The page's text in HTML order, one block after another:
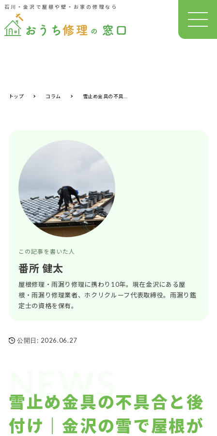
石川・金沢で屋根や壁・お家の修理なら
トップ コラム
この記事を書いた人
番所 健太
屋根修理・雨漏り修理に携わり10年。現在金沢にある屋
根・雨漏り修理業者、ホクリクルーフ代表取締役。雨漏り鑑
定士の資格を保有。
公開日: 2026.06.27
NEWS
雪止め金具の不具合と後
付け｜金沢の雪で屋根が